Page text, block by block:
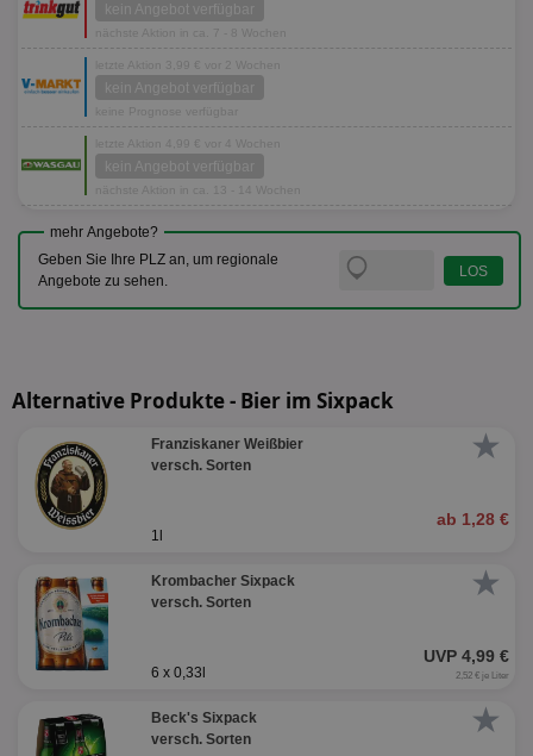
kein Angebot verfügbar
nächste Aktion in ca. 7 - 8 Wochen
letzte Aktion 3,99 € vor 2 Wochen
kein Angebot verfügbar
keine Prognose verfügbar
letzte Aktion 4,99 € vor 4 Wochen
kein Angebot verfügbar
nächste Aktion in ca. 13 - 14 Wochen
mehr Angebote?
Geben Sie Ihre PLZ an, um regionale
Angebote zu sehen.
Alternative Produkte - Bier im Sixpack
★
Franziskaner Weißbier
versch. Sorten
ab 1,28 €
1l
★
Krombacher Sixpack
versch. Sorten
UVP 4,99 €
6 x 0,33l 2,52 € je Liter
★
Beck's Sixpack
versch. Sorten